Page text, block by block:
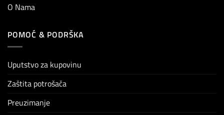
O Nama
POMOĆ & PODRŠKA
Uputstvo za kupovinu
Zaštita potrošača
Preuzimanje